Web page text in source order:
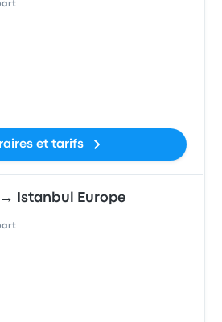
et tarifs
→ Istanbul Europe